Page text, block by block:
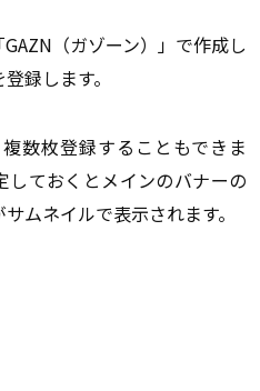
（ガゾーン）」で作成し
録します。
数枚登録することもできま
しておくとメインのバナーの
ムネイルで表示されます。